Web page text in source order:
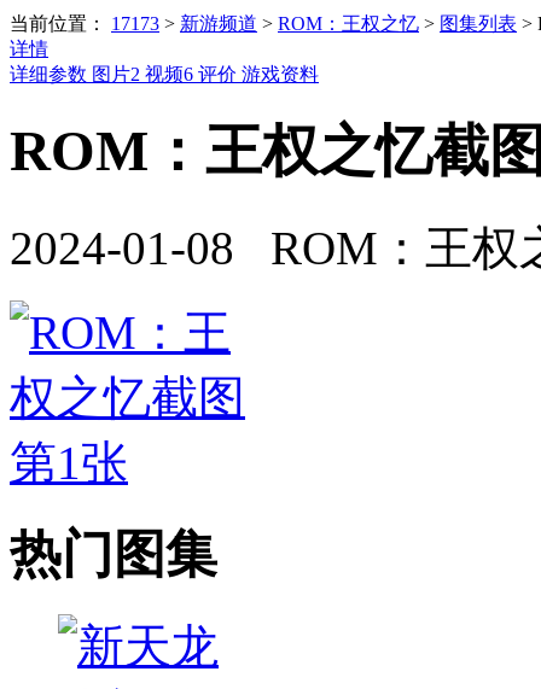
当前位置： 17173 > 新游频道 > ROM：王权之忆 > 图集列表 >
详情
详细参数 图片2 视频6 评价 游戏资料
ROM：王权之忆截
2024-01-08 ROM：王权
热门图集